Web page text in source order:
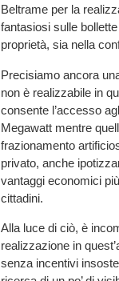
Beltrame per la
fantasiosi sulle
proprietà, sia nella
Precisiamo ancora
non è realizzabile in
consente l’accesso
Megawatt mentre
frazionamento
privato, anche
vantaggi economici
cittadini.
Alla luce di ciò, è
realizzazione in
senza incentivi